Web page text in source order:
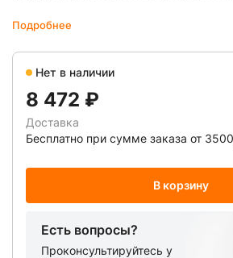
Подробнее
Нет в наличии
8 472 ₽
Доставка
Бесплатно при сумме заказа от
В корзину
Есть вопросы?
Проконсультируйтесь у